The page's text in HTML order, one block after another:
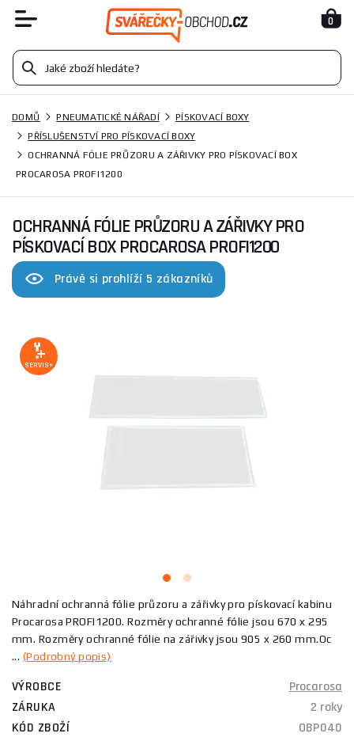
0
DOMŮ PNEUMATICKÉ NÁŘADÍ
PÍSKOVACÍ BOXY
PŘÍSLUŠENSTVÍ PRO PÍSKOVACÍ BOXY
OCHRANNÁ FÓLIE PRŮZORU A ZÁŘIVKY PRO PÍSKOVACÍ BOX
PROCAROSA PROFI1200
OCHRANNÁ FÓLIE PRŮZORU A ZÁŘIVKY PRO
PÍSKOVACÍ BOX PROCAROSA PROFI1200
Právě si prohlíží 5 zákazníků
SERVIS+
Náhradní ochranná fólie průzoru a zářivky pro pískovací kabinu
Procarosa PROFI1200. Rozměry ochranné fólie jsou 670 x 295
mm. Rozměry ochranné fólie na zářivky jsou 905 x 260 mm.Oc
... (Podrobný popis)
VÝROBCE
Procarosa
ZÁRUKA
2 roky
KÓD ZBOŽÍ
OBP040